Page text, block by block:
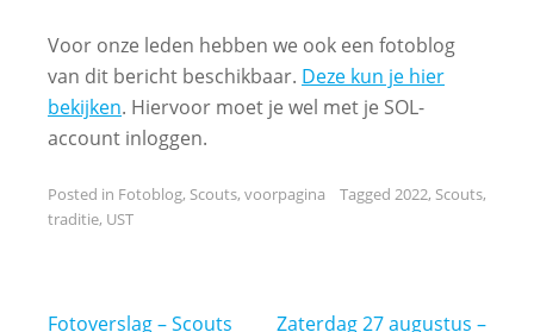
Voor onze leden hebben we ook een fotoblog
van dit bericht beschikbaar. Deze kun je hier
bekijken. Hiervoor moet je wel met je SOL-
account inloggen.
Posted in Fotoblog, Scouts, voorpagina Tagged 2022, Scouts,
traditie, UST
Fotoverslag – Scouts Zaterdag 27 augustus –